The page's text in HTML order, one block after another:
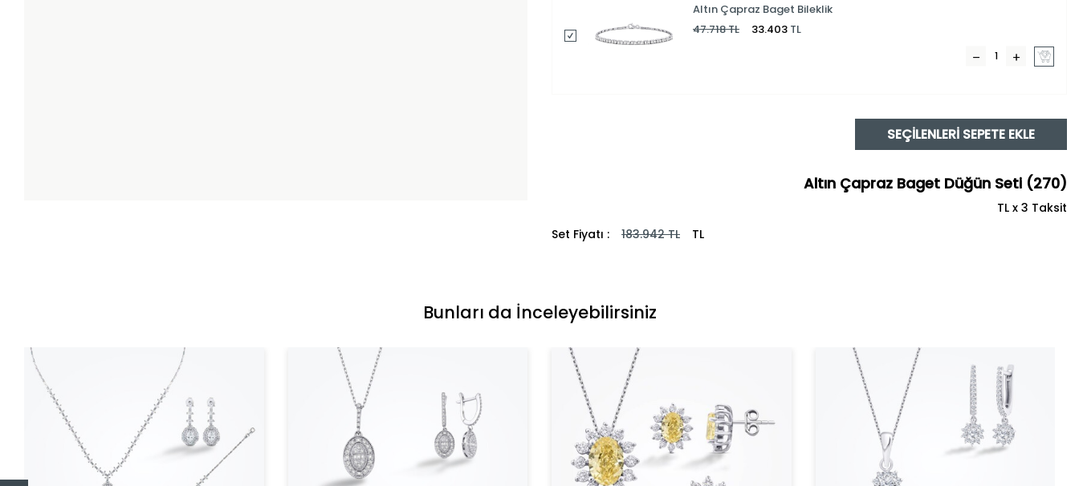
Altın Çapraz Baget Bileklik
47.718TL 33.403 TL
SEÇILENLERI SEPETE EKLE
Altın Çapraz Baget Düğün Seti (270)
TL x 3 Taksit
Set Fiyatı :
183.942TL TL
Bunları da İnceleyebilirsiniz